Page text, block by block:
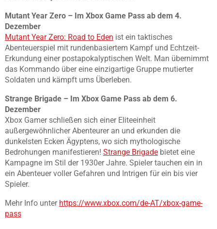
Mutant Year Zero – Im Xbox Game Pass ab dem 4.
Dezember
Mutant Year Zero: Road to Eden ist ein taktisches
Abenteuerspiel mit rundenbasiertem Kampf und Echtzeit-
Erkundung einer postapokalyptischen Welt. Man übernimmt
das Kommando über eine einzigartige Gruppe mutierter
Soldaten und kämpft ums Überleben.
Strange Brigade – Im Xbox Game Pass ab dem 6.
Dezember
Xbox Gamer schließen sich einer Eliteeinheit
außergewöhnlicher Abenteurer an und erkunden die
dunkelsten Ecken Ägyptens, wo sich mythologische
Bedrohungen manifestieren! Strange Brigade bietet eine
Kampagne im Stil der 1930er Jahre. Spieler tauchen ein in
ein Abenteuer voller Gefahren und Intrigen für ein bis vier
Spieler.
Mehr Info unter https://www.xbox.com/de-AT/xbox-game-
pass